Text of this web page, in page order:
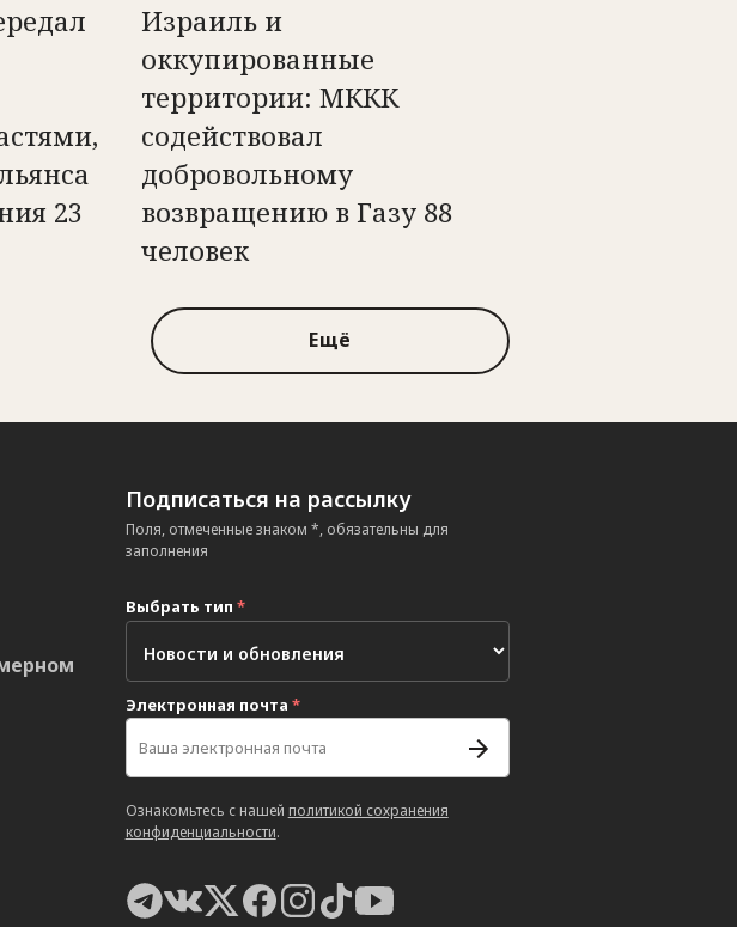
23
Израиль и
оккупированные
территории: МККК
содействовал
добровольному
возвращению в Газу 88
человек
Ещё
Подписаться на рассылку
Поля, отмеченные знаком *, обязательны для
заполнения
Выбрать тип *
Электронная почта *
Ознакомьтесь с нашей политикой сохранения
конфиденциальности.